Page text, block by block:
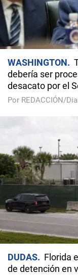
WASHINGTON
debería ser
desacato por el
Por REDACCIÓN/
DUDAS
Florida
de detención en